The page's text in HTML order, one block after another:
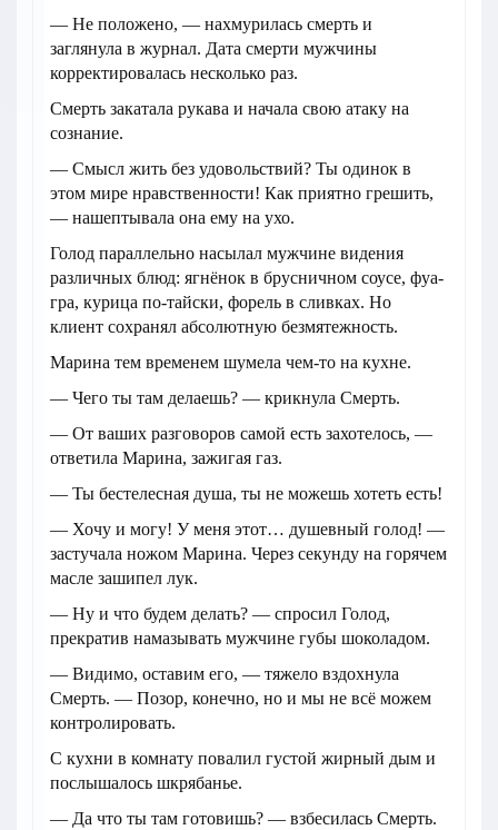
— Не положено, — нахмурилась смерть и
заглянула в журнал. Дата смерти мужчины
корректировалась несколько раз.
Смерть закатала рукава и начала свою атаку на
сознание.
— Смысл жить без удовольствий? Ты одинок в
этом мире нравственности! Как приятно грешить,
— нашептывала она ему на ухо.
Голод параллельно насылал мужчине видения
различных блюд: ягнёнок в брусничном соусе, фуа-
гра, курица по-тайски, форель в сливках. Но
клиент сохранял абсолютную безмятежность.
Марина тем временем шумела чем-то на кухне.
— Чего ты там делаешь? — крикнула Смерть.
— От ваших разговоров самой есть захотелось, —
ответила Марина, зажигая газ.
— Ты бестелесная душа, ты не можешь хотеть есть!
— Хочу и могу! У меня этот… душевный голод! —
застучала ножом Марина. Через секунду на горячем
масле зашипел лук.
— Ну и что будем делать? — спросил Голод,
прекратив намазывать мужчине губы шоколадом.
— Видимо, оставим его, — тяжело вздохнула
Смерть. — Позор, конечно, но и мы не всё можем
контролировать.
С кухни в комнату повалил густой жирный дым и
послышалось шкрябанье.
— Да что ты там готовишь? — взбесилась Смерть.